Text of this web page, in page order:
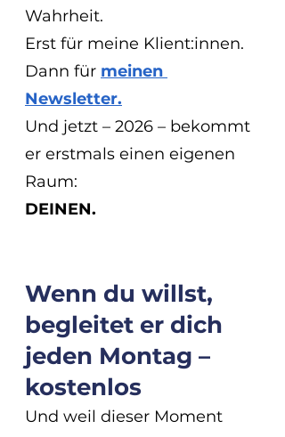
Wahrheit.
Erst für meine Klient:innen.
Dann für meinen
Newsletter.
Und jetzt – 2026 – bekommt
er erstmals einen eigenen
Raum:
DEINEN.
Wenn du willst,
begleitet er dich
jeden Montag –
kostenlos
Und weil dieser Moment